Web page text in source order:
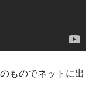
ものでネットに出